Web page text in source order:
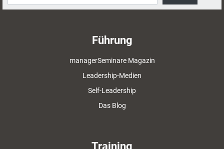
Führung
managerSeminare Magazin
Leadership-Medien
Self-Leadership
Das Blog
Training